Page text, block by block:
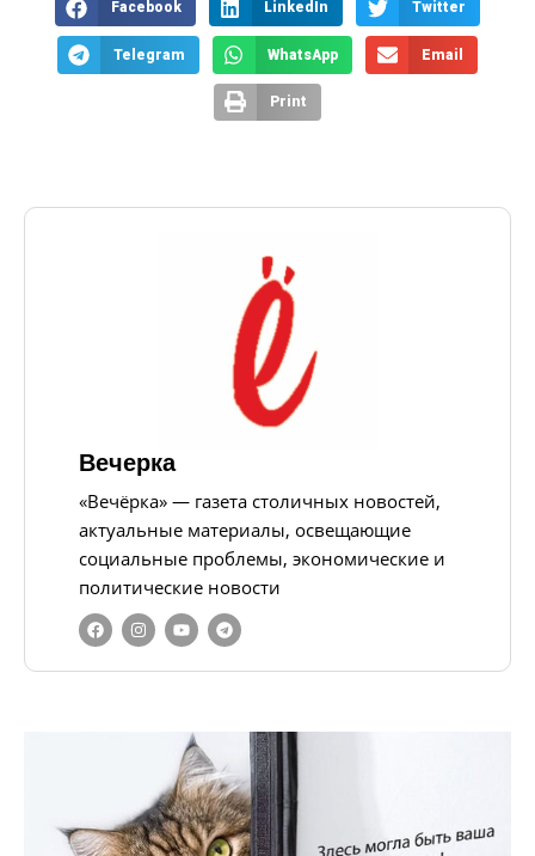
Facebook LinkedIn Twitter
Telegram WhatsApp Email
Print
Вечерка
«Вечёрка» — газета столичных новостей,
актуальные материалы, освещающие
социальные проблемы, экономические и
политические новости